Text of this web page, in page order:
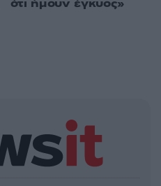
ότι ήμουν έγκυος»